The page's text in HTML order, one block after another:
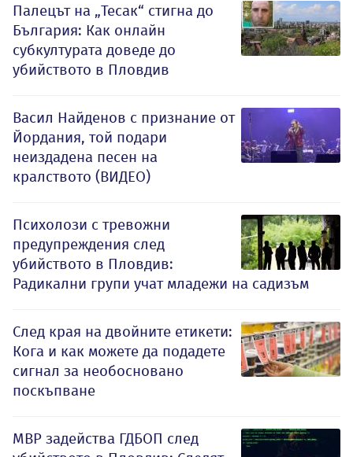
Палецът на „Тесак“ стигна до
България: Как онлайн
субкултурата доведе до
убийството в Пловдив
Васил Найденов с признание от
Йордания, той подари
неиздадена песен на
кралството (ВИДЕО)
Психолози с тревожни
предупреждения след
убийството в Пловдив:
Радикални групи учат младежи на садизъм
След края на двойните етикети:
Кога и как можете да подадете
сигнал за необосновано
поскъпване
МВР задейства ГДБОП след